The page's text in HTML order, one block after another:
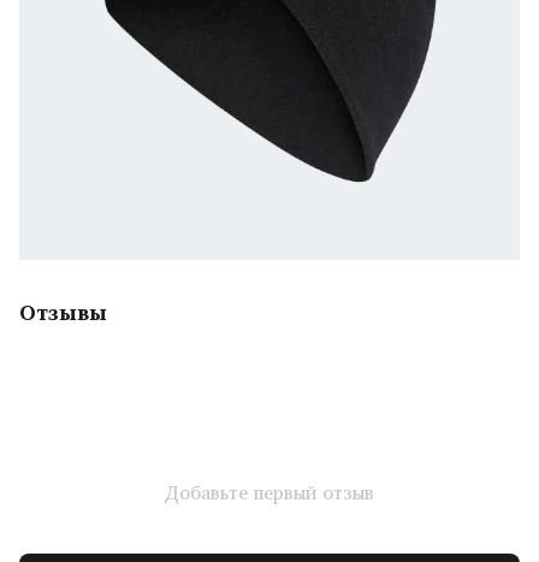
Отзывы
Добавьте первый отзыв